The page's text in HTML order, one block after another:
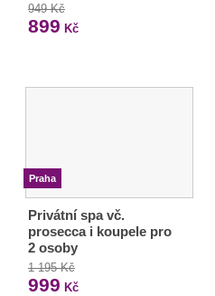
949 Kč
899 Kč
Praha
Privátní spa vč.
prosecca i koupele pro
2 osoby
1 195 Kč
999 Kč